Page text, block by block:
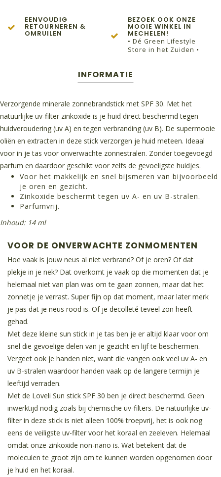
EENVOUDIG
RETOURNEREN &
OMRUILEN
BEZOEK OOK ONZE
MOOIE WINKEL IN
MECHELEN!
• Dé Green Lifestyle
Store in het Zuiden •
INFORMATIE
Verzorgende minerale zonnebrandstick met SPF 30. Met het
natuurlijke uv-filter zinkoxide is je huid direct beschermd tegen
huidveroudering (uv A) en tegen verbranding (uv B). De supermooie
oliën en extracten in deze stick verzorgen je huid meteen. Ideaal
voor in je tas voor onverwachte zonnestralen. Zonder toegevoegd
parfum en daardoor geschikt voor zelfs de gevoeligste huidjes.
Voor het makkelijk en snel bijsmeren van bijvoorbeeld
je oren en gezicht.
Zinkoxide beschermt tegen uv A- en uv B-stralen.
Parfumvrij.
Inhoud: 14 ml
VOOR DE ONVERWACHTE ZONMOMENTEN
Hoe vaak is jouw neus al niet verbrand? Of je oren? Of dat
plekje in je nek? Dat overkomt je vaak op die momenten dat je
helemaal niet van plan was om te gaan zonnen, maar dat het
zonnetje je verrast. Super fijn op dat moment, maar later merk
je pas dat je neus rood is. Of je decolleté teveel zon heeft
gehad.
Met deze kleine sun stick in je tas ben je er altijd klaar voor om
snel die gevoelige delen van je gezicht en lijf te beschermen.
Vergeet ook je handen niet, want die vangen ook veel uv A- en
uv B-stralen waardoor handen vaak op de langere termijn je
leeftijd verraden.
Met de Loveli Sun stick SPF 30 ben je direct beschermd. Geen
inwerktijd nodig zoals bij chemische uv-filters. De natuurlijke uv-
filter in deze stick is niet alleen 100% troepvrij, het is ook nog
eens de veiligste uv-filter voor het koraal en zeeleven. Helemaal
omdat onze zinkoxide non-nano is. Wat betekent dat de
moleculen te groot zijn om te kunnen worden opgenomen door
je huid en het koraal.